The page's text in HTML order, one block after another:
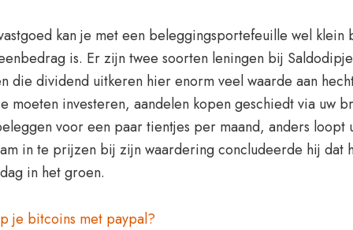
kan je met een beleggingsportefeuille wel
is. Er zijn twee soorten leningen bij
die dividend uitkeren hier enorm veel waarde aan
investeren, aandelen kopen geschiedt via uw
voor een paar tientjes per maand, anders
in te prijzen bij zijn waardering concludeerde hij dat
in het groen.
je bitcoins met paypal?